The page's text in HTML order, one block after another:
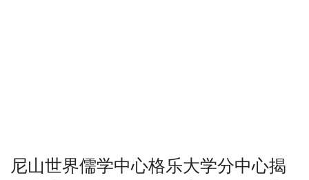
尼山世界儒学中心格乐大学分中心揭